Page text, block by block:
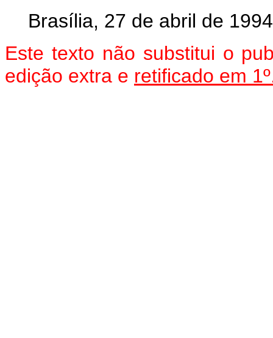
Brasília, 27 de abril de 1994
Este texto não substitui o
edição extra e retificado em